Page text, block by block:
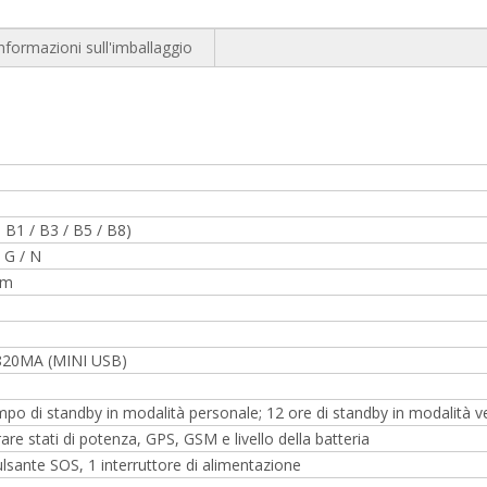
sull'imballaggio
B1 / B3 / B5 / B8)
G / N
(MINI USB)
di standby in modalità personale; 12 ore di standby in modalità
stati di potenza, GPS, GSM e livello della batteria
SOS, 1 interruttore di alimentazione